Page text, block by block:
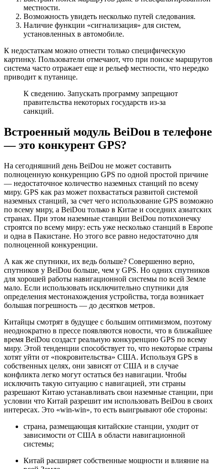
местности.
Возможность увидеть несколько путей следования.
Наличие функции «сигнализация» для систем,
установленных в автомобиле.
К недостаткам можно отнести только специфическую
картинку. Пользователи отмечают, что при поиске маршрутов
система часто отражает еще и рельеф местности, что нередко
приводит к путанице.
К сведению. Запускать программу запрещают
правительства некоторых государств из-за
санкций.
Встроенный модуль BeiDou в телефоне
— это конкурент GPS?
На сегодняшний день BeiDou не может составить
полноценную конкуренцию GPS по одной простой причине
— недостаточное количество наземных станций по всему
миру. GPS как раз может похвастаться развитой системой
наземных станций, за счет чего использование GPS возможно
по всему миру, а BeiDou только в Китае и соседних азиатских
странах. При этом наземные станции BeiDou потихонечку
строятся по всему миру: есть уже несколько станций в Европе
и одна в Пакистане. Но этого все равно недостаточно для
полноценной конкуренции.
А как же спутники, их ведь больше? Совершенно верно,
спутников у BeiDou больше, чем у GPS. Но одних спутников
для хорошей работы навигационной системы по всей Земле
мало. Если использовать исключительно спутники для
определения местонахождения устройства, тогда возникает
большая погрешность — до десятков метров.
Китайцы смотрят в будущее с большим оптимизмом, поэтому
неоднократно в прессе появляются новости, что в ближайшее
время BeiDou создаст реальную конкуренцию GPS по всему
миру. Этой тенденции способствует то, что некоторые страны
хотят уйти от «покровительства» США. Используя GPS в
собственных целях, они зависят от США и в случае
конфликта легко могут остаться без навигации. Чтобы
исключить такую ситуацию с навигацией, эти страны
разрешают Китаю устанавливать свои наземные станции, при
условии что Китай разрешит им использовать BeiDou в своих
интересах. Это «win-win», то есть выигрывают обе стороны:
страна, размещающая китайские станции, уходит от
зависимости от США в области навигационной
системы;
Китай расширяет собственные мощности и влияние на